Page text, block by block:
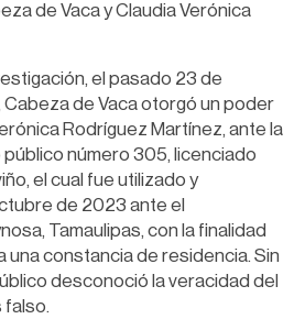
de Vaca y Claudia Verónica
el pasado 23 de
de Vaca otorgó un poder
Rodríguez Martínez, ante la
número 305, licenciado
el cual fue utilizado y
de 2023 ante el
Tamaulipas, con la finalidad
una constancia de residencia. Sin
desconoció la veracidad del
falso.